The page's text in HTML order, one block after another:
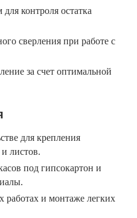
контроля остатка
сверления при работе с
за счет оптимальной
для крепления
листов.
под гипсокартон и
работах и монтаже легких